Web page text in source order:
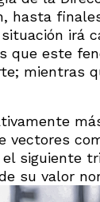
hasta
irá
este
mientras
vectores
siguiente
su valor